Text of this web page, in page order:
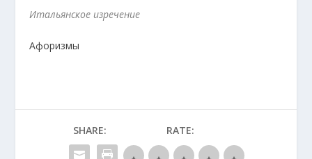
Итальянское изречение
Афоризмы
SHARE: RATE: